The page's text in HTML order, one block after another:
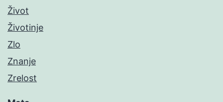
Život
Životinje
Zlo
Znanje
Zrelost